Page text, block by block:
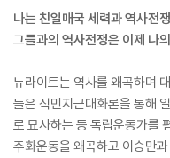
나는 친일매국 세력과 역사전
그들과의 역사전쟁은 이제 나
뉴라이트는 역사를 왜곡하며
들은 식민지근대화론을 통해
로 묘사하는 등 독립운동가를
주화운동을 왜곡하고 이승만